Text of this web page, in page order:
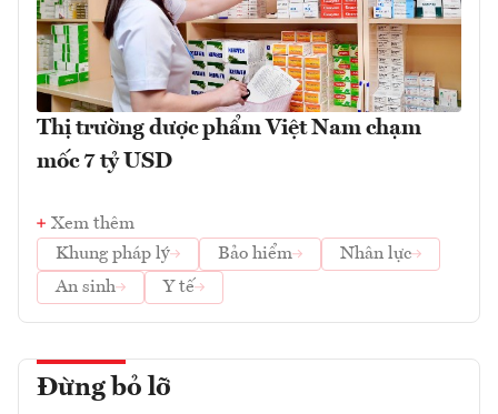
Thị trường dược phẩm Việt Nam chạm
mốc 7 tỷ USD
Xem thêm
Khung pháp lý
Bảo hiểm
Nhân lực
An sinh
Y tế
Đừng bỏ lỡ